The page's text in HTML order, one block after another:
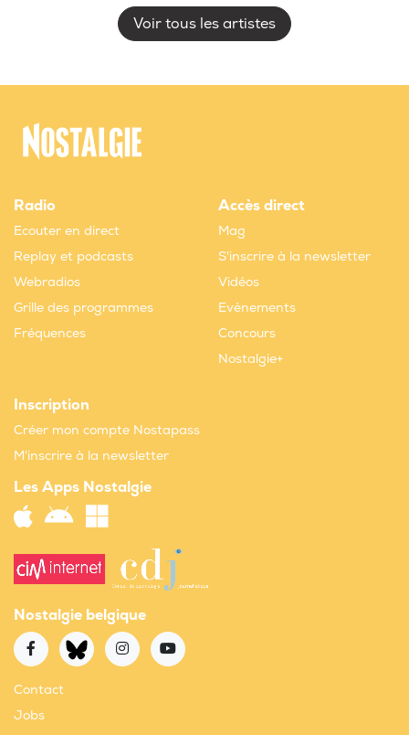
Voir tous les artistes
Radio
Ecouter en direct
Replay et podcasts
Webradios
Grille des programmes
Fréquences
Accès direct
Mag
S'inscrire à la newsletter
Vidéos
Evènements
Concours
Nostalgie+
Inscription
Créer mon compte Nostapass
M'inscrire à la newsletter
Les Apps Nostalgie
Nostalgie belgique
Contact
Jobs